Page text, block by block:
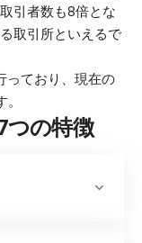
引者数も8倍とな
取引所といえるで
っており、現在の
の特徴